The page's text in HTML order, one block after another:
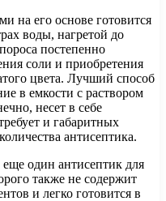
на его основе готовится
воды, нагретой до
постепенно
соли и приобретения
цвета. Лучший способ
в емкости с раствором
несет в себе
и габаритных
антисептика.
один антисептик для
также не содержит
и легко готовится в